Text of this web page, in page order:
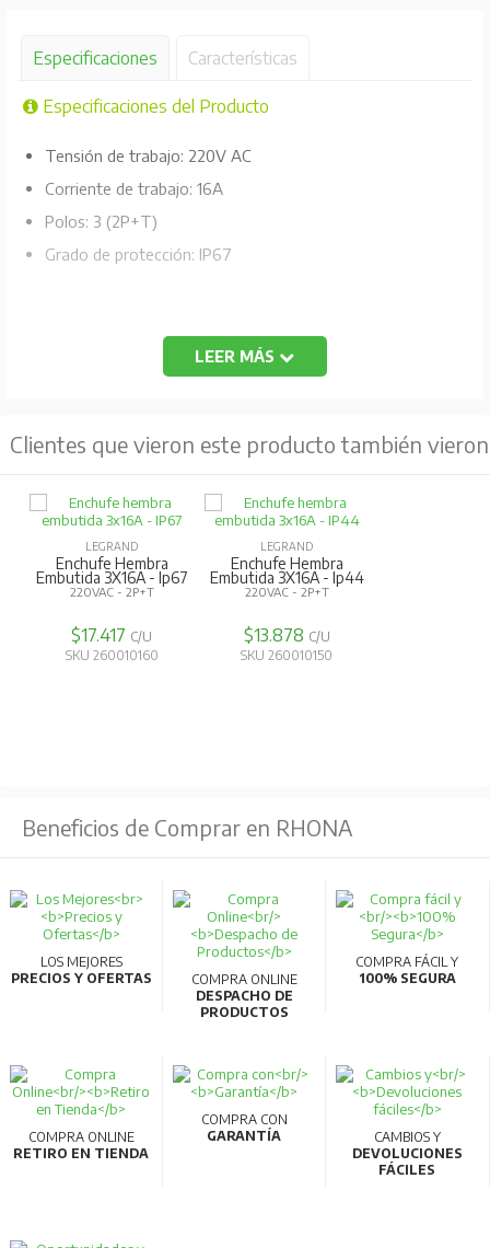
Especificaciones Características
Especificaciones del Producto
Tensión de trabajo: 220V AC
Corriente de trabajo: 16A
Polos: 3 (2P+T)
Grado de protección: IP67
LEER MÁS
Clientes que vieron este producto también vieron
LEGRAND
Enchufe Hembra
Embutida 3X16A - Ip67
220VAC - 2P+T
$17.417 C/U
SKU 260010160
LEGRAND
Enchufe Hembra
Embutida 3X16A - Ip44
220VAC - 2P+T
$13.878 C/U
SKU 260010150
Beneficios de Comprar en RHONA
LOS MEJORES
PRECIOS Y OFERTAS
COMPRA ONLINE
DESPACHO DE
PRODUCTOS
COMPRA FÁCIL Y
100% SEGURA
COMPRA ONLINE
RETIRO EN TIENDA
COMPRA CON
GARANTÍA
CAMBIOS Y
DEVOLUCIONES
FÁCILES